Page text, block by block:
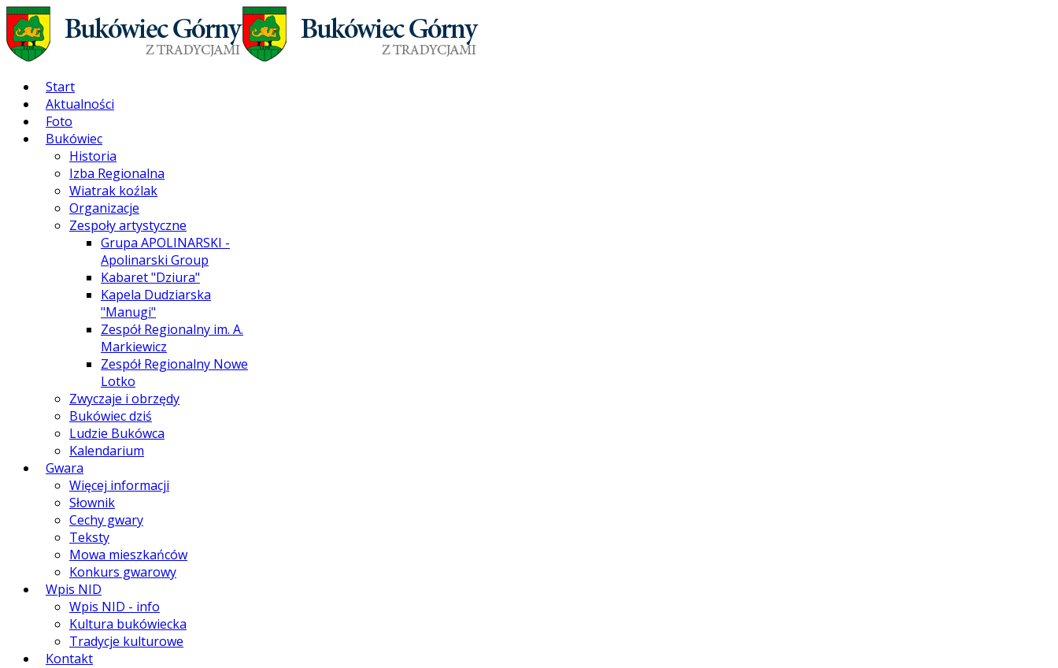
Start
Aktualności
Foto
Bukówiec
Historia
Izba Regionalna
Wiatrak koźlak
Organizacje
Zespoły artystyczne
Grupa APOLINARSKI -
Apolinarski Group
Kabaret "Dziura"
Kapela Dudziarska
"Manugi"
Zespół Regionalny im. A.
Markiewicz
Zespół Regionalny Nowe
Lotko
Zwyczaje i obrzędy
Bukówiec dziś
Ludzie Bukówca
Kalendarium
Gwara
Więcej informacji
Słownik
Cechy gwary
Teksty
Mowa mieszkańców
Konkurs gwarowy
Wpis NID
Wpis NID - info
Kultura bukówiecka
Tradycje kulturowe
Kontakt